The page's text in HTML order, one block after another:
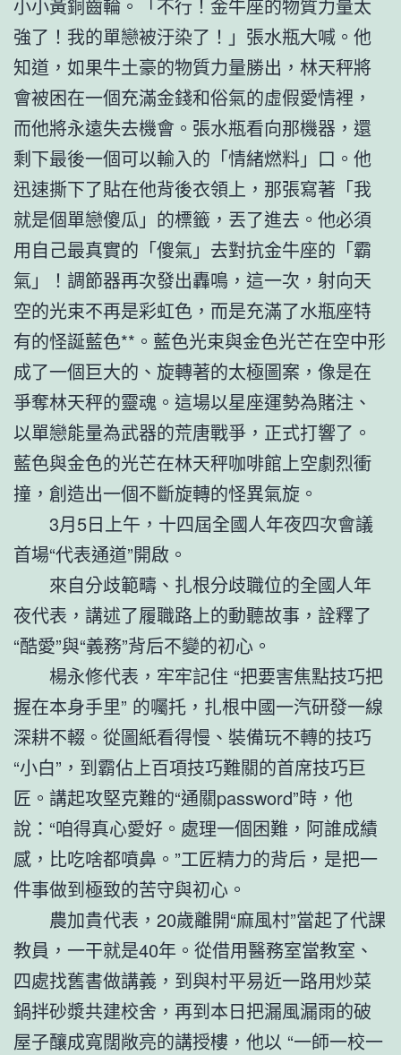
小小黃銅齒輪。「不行！金牛座的物質力量太
強了！我的單戀被汙染了！」張水瓶大喊。他
知道，如果牛土豪的物質力量勝出，林天秤將
會被困在一個充滿金錢和俗氣的虛假愛情裡，
而他將永遠失去機會。張水瓶看向那機器，還
剩下最後一個可以輸入的「情緒燃料」口。他
迅速撕下了貼在他背後衣領上，那張寫著「我
就是個單戀傻瓜」的標籤，丟了進去。他必須
用自己最真實的「傻氣」去對抗金牛座的「霸
氣」！調節器再次發出轟鳴，這一次，射向天
空的光束不再是彩虹色，而是充滿了水瓶座特
有的怪誕藍色**。藍色光束與金色光芒在空中形
成了一個巨大的、旋轉著的太極圖案，像是在
爭奪林天秤的靈魂。這場以星座運勢為賭注、
以單戀能量為武器的荒唐戰爭，正式打響了。
藍色與金色的光芒在林天秤咖啡館上空劇烈衝
撞，創造出一個不斷旋轉的怪異氣旋。
3月5日上午，十四屆全國人年夜四次會議
首場“代表通道”開啟。
來自分歧範疇、扎根分歧職位的全國人年
夜代表，講述了履職路上的動聽故事，詮釋了
“酷愛”與“義務”背后不變的初心。
楊永修代表，牢牢記住 “把要害焦點技巧把
握在本身手里” 的囑托，扎根中國一汽研發一線
深耕不輟。從圖紙看得慢、裝備玩不轉的技巧
“小白”，到霸佔上百項技巧難關的首席技巧巨
匠。講起攻堅克難的“通關password”時，他
說：“咱得真心愛好。處理一個困難，阿誰成績
感，比吃啥都噴鼻。”工匠精力的背后，是把一
件事做到極致的苦守與初心。
農加貴代表，20歲離開“麻風村”當起了代課
教員，一干就是40年。從借用醫務室當教室、
四處找舊書做講義，到與村平易近一路用炒菜
鍋拌砂漿共建校舍，再到本日把漏風漏雨的破
屋子釀成寬闊敞亮的講授樓，他以 “一師一校一